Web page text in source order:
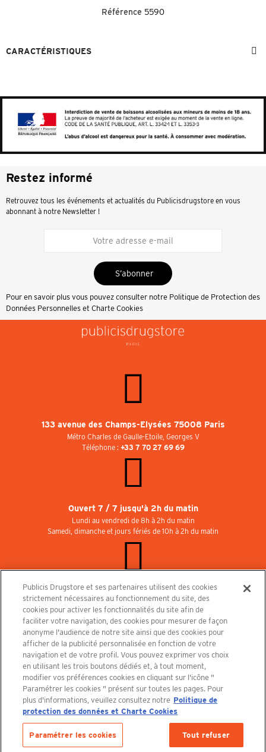
Référence 5590
CARACTÉRISTIQUES
Restez informé
Retrouvez tous les événements et actualités du Publicisdrugstore en vous
abonnant à notre Newsletter !
S’abonner
Pour en savoir plus vous pouvez consulter notre Politique de Protection des
Données Personnelles et Charte Cookies
133 avenue des Champs-Elysées 75008 Paris
Métro Charles de Gaulle-Etoile, Georges V
Téléphone : +33 7 70 27 69 69
Ouvert 7 / 7 jusqu'à 2h du matin
Lundi au vendredi de 8h à 2h du matin
Samedi, dimanche et jours fériés de 10h à 2h du matin
Rejoignez-nous au Publicisdrugstore !
Nous recrutons pour les boutiques, le restaurant et le cinéma. Contactez-nous :
recrutement@publicisdrugstore.com
Conditions générales de vente
Mentions légales
Politique de Protection des Données Personnelles et Charte
Cookies
Découvrez le PUBLICISDRUGSTORE
Publicis Drugstore et ses partenaires utilisent des cookies
strictement nécessaires au fonctionnement du site, des
cookies pour activer les fonctionnalités du site afin de
faciliter votre navigation, des cookies pour mesurer de façon
anonyme l'audience de notre site ainsi que des cookies pour
afficher de la publicité personnalisée en fonction de votre
navigation et de votre profil. Vous pouvez exprimer vos choix
en utilisant les trois boutons dédiés et, à tout moment,
modifier vos préférences cookies en cliquant sur l'icône "
Paramétrer les cookies " présent sur toutes les pages. Pour
plus d'informations, veuillez consultez notre Politique de
protection des données et Charte Cookies
Paramétrer les cookies Tout refuser